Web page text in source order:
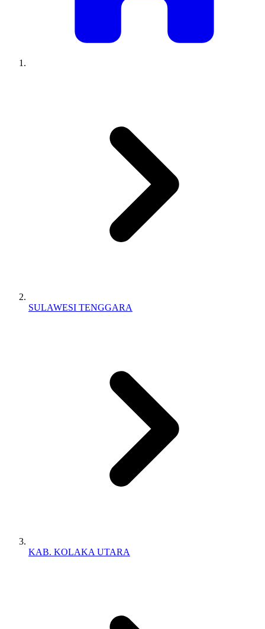
SULAWESI TENGGARA
KAB. KOLAKA UTARA